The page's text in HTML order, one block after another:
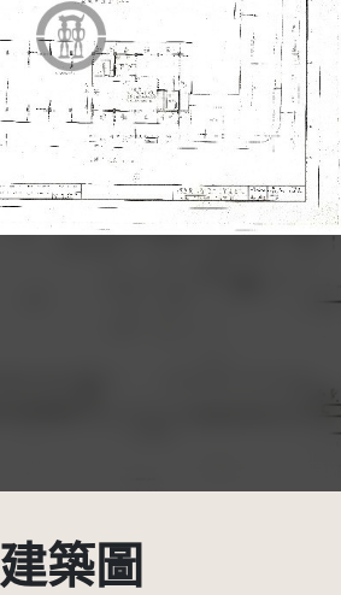
名標示-非商業性 3.0 台灣及其後版本(CC BY-NC 3.0 TW +)
建築圖